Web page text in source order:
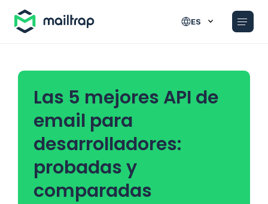
ES
Las 5 mejores API de
email para
desarrolladores:
probadas y
comparadas